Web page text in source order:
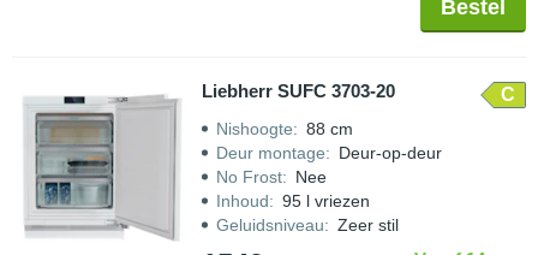
Bestel
Liebherr SUFC 3703-20 C
Nishoogte: 88 cm
Deur montage: Deur-op-deur
No Frost: Nee
Inhoud: 95 l vriezen
Geluidsniveau: Zeer stil